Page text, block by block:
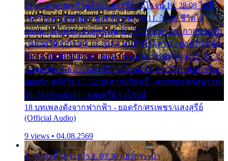
24:27 สามเณรกำพร้า - แสงสุรีย์ รุ่งโรจน์ 10. 28:08 ไม่มี
เวลาไปหาเมียน้อย - ยอดรัก สลักใจ 11. 31:29 ชีวิตไอ้
ธรรม - ศรเพชร ศรสุพรรณ 12. 35:26 ทหารอากาศขาดรัก
- แสงสุรีย์ รุ่งโรจน์ 13. 39:01 คนหัวใจโทรม - ยอดรัก สลัก
ใจ 14. 42:49 ไอ้หวังตายแน่ - ศรเพชร ศรสุพรรณ 15. 46:35
ธาตุแท้ของเธอ - แสงสุรีย์ รุ่งโรจน์ 16. 49:57 กำนันกำใน -
ยอดรัก สลักใจ 17. 52:29 สาวบริสุทธิ์ - ศรเพชร ศรสุพรรณ
18. 56:05 แต๋วจ๋า - แสงสุรีย์ รุ่งโรจน์
18 บทเพลงดังจากฟากฟ้า - ยอดรัก/ศรเพชร/แสงสุรีย์
(Official Audio)
9 views • 04.08.2569
1. 00:00 หิ้วกระเป๋า 2. 03:30 แย่งกระเป๋า